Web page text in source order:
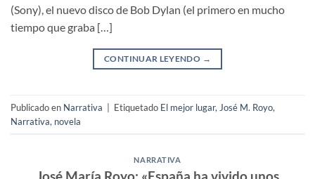
(Sony), el nuevo disco de Bob Dylan (el primero en mucho
tiempo que graba […]
CONTINUAR LEYENDO →
Publicado en Narrativa Etiquetado El mejor lugar, José M. Royo,
Narrativa, novela
NARRATIVA